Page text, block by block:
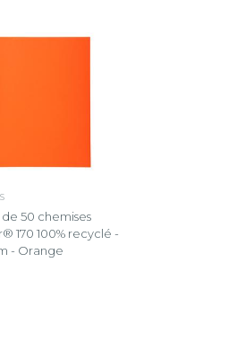
50 chemises
170 100% recyclé -
- Orange